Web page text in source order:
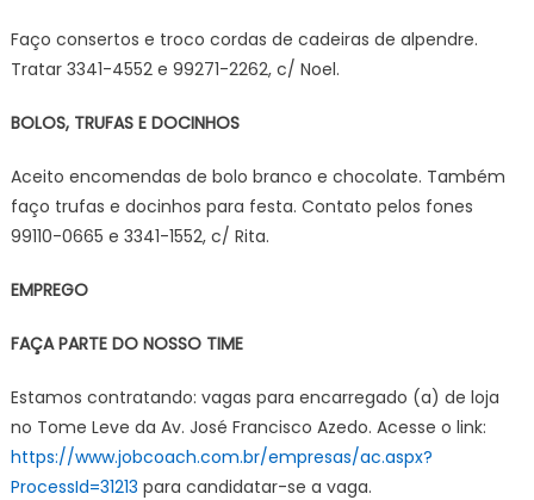
Faço consertos e troco cordas de cadeiras de alpendre.
Tratar 3341-4552 e 99271-2262, c/ Noel.
BOLOS, TRUFAS E DOCINHOS
Aceito encomendas de bolo branco e chocolate. Também
faço trufas e docinhos para festa. Contato pelos fones
99110-0665 e 3341-1552, c/ Rita.
EMPREGO
FAÇA PARTE DO NOSSO TIME
Estamos contratando: vagas para encarregado (a) de loja
no Tome Leve da Av. José Francisco Azedo. Acesse o link:
https://www.jobcoach.com.br/empresas/ac.aspx?
ProcessId=31213 para candidatar-se a vaga.